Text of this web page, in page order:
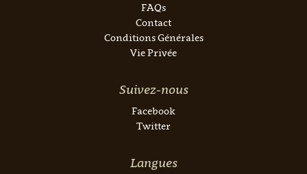
FAQs
Contact
Conditions Générales
Vie Privée
Suivez-nous
Facebook
Twitter
Langues